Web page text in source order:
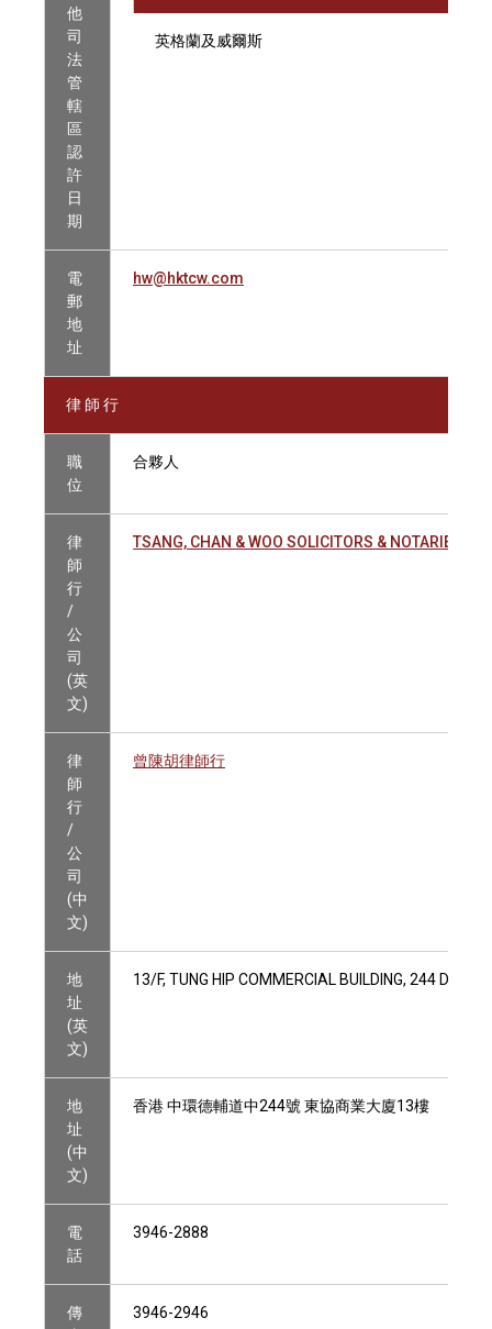
他
司
法
管
轄
區
認
許
日
期
英格蘭及威爾斯
電
郵
地
址
hw@hktcw.com
律 師 行
職
位
合夥人
律
師
行
/
公
司
(英
文)
TSANG, CHAN & WOO SOLICITORS & NOTARIES
律
師
行
/
公
司
(中
文)
曾陳胡律師行
地
址
(英
文)
13/F, TUNG HIP COMMERCIAL BUILDING, 244 DES
地
址
(中
文)
香港 中環德輔道中244號 東協商業大廈13樓
電
話
3946-2888
傳
3946-2946